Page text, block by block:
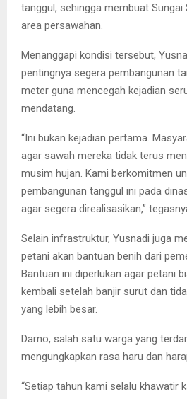
tanggul, sehingga membuat Sungai
area persawahan.
Menanggapi kondisi tersebut,
pentingnya segera pembangunan
meter guna mencegah kejadian
mendatang.
“Ini bukan kejadian pertama.
agar sawah mereka tidak terus
musim hujan. Kami berkomitmen
pembangunan tanggul ini pada
agar segera direalisasikan,”
Selain infrastruktur, Yusnadi juga
petani akan bantuan benih dari
Bantuan ini diperlukan agar petani
kembali setelah banjir surut dan
yang lebih besar.
Darno, salah satu warga yang
mengungkapkan rasa haru dan
“Setiap tahun kami selalu khawatir